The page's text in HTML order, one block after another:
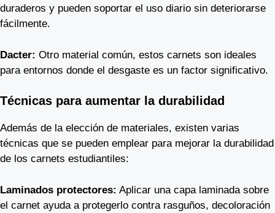
duraderos y pueden soportar el uso diario sin deteriorarse
fácilmente.
Dacter: Otro material común, estos carnets son ideales
para entornos donde el desgaste es un factor significativo.
Técnicas para aumentar la durabilidad
Además de la elección de materiales, existen varias
técnicas que se pueden emplear para mejorar la durabilidad
de los carnets estudiantiles:
Laminados protectores: Aplicar una capa laminada sobre
el carnet ayuda a protegerlo contra rasguños, decoloración